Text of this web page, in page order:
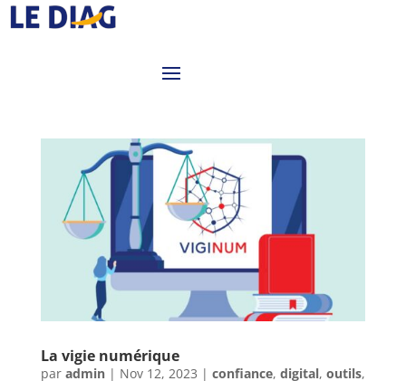
La vigie numérique
par admin| Nov 12, 2023 | confiance, digital, outils,